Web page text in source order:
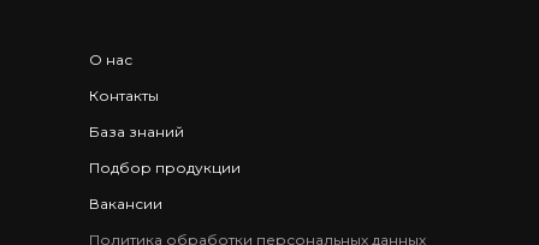
О нас
Контакты
База знаний
Подбор продукции
Вакансии
Политика обработки персональных данных